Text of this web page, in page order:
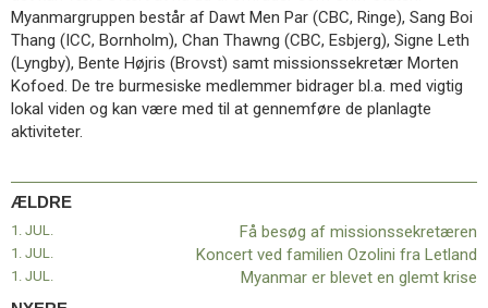
Landskonference
den
oktober
2026Forrige
besøg
missionssekretæren
Myanmargruppen består af Dawt Men Par (CBC, Ringe), Sang Boi
Thang (ICC, Bornholm), Chan Thawng (CBC, Esbjerg), Signe Leth
(Lyngby), Bente Højris (Brovst) samt missionssekretær Morten
Kofoed. De tre burmesiske medlemmer bidrager bl.a. med vigtig
lokal viden og kan være med til at gennemføre de planlagte
aktiviteter.
ÆLDRE
1. JUL. Få besøg af missionssekretæren
1. JUL. Koncert ved familien Ozolini fra Letland
1. JUL. Myanmar er blevet en glemt krise